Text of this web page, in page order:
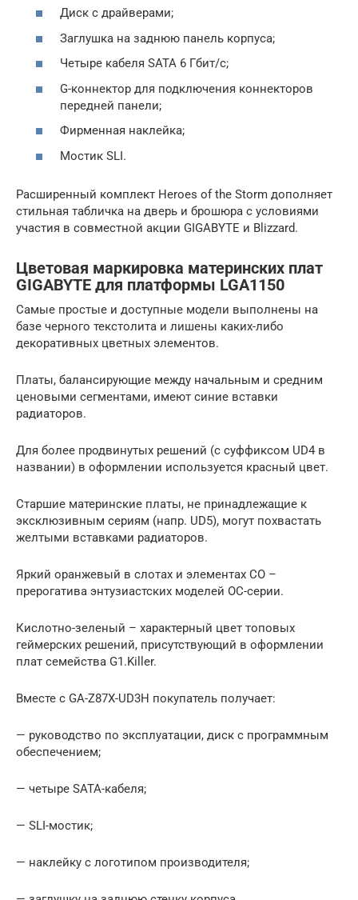
Диск с драйверами;
Заглушка на заднюю панель корпуса;
Четыре кабеля SATA 6 Гбит/с;
G-коннектор для подключения коннекторов
передней панели;
Фирменная наклейка;
Мостик SLI.
Расширенный комплект Heroes of the Storm дополняет
стильная табличка на дверь и брошюра с условиями
участия в совместной акции GIGABYTE и Blizzard.
Цветовая маркировка материнских плат
GIGABYTE для платформы LGA1150
Самые простые и доступные модели выполнены на
базе черного текстолита и лишены каких-либо
декоративных цветных элементов.
Платы, балансирующие между начальным и средним
ценовыми сегментами, имеют синие вставки
радиаторов.
Для более продвинутых решений (с суффиксом UD4 в
названии) в оформлении используется красный цвет.
Старшие материнские платы, не принадлежащие к
эксклюзивным сериям (напр. UD5), могут похвастать
желтыми вставками радиаторов.
Яркий оранжевый в слотах и элементах СО –
прерогатива энтузиастских моделей OC-серии.
Кислотно-зеленый – характерный цвет топовых
геймерских решений, присутствующий в оформлении
плат семейства G1.Killer.
Вместе с GA-Z87X-UD3H покупатель получает:
— руководство по эксплуатации, диск с программным
обеспечением;
— четыре SATA-кабеля;
— SLI-мостик;
— наклейку с логотипом производителя;